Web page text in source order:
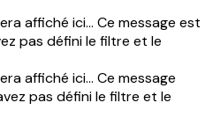
affiché ici... Ce message est
pas défini le filtre et le
affiché ici... Ce message
pas défini le filtre et le